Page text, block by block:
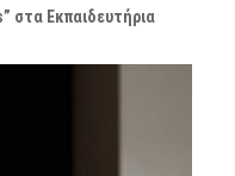
στα Εκπαιδευτήρια